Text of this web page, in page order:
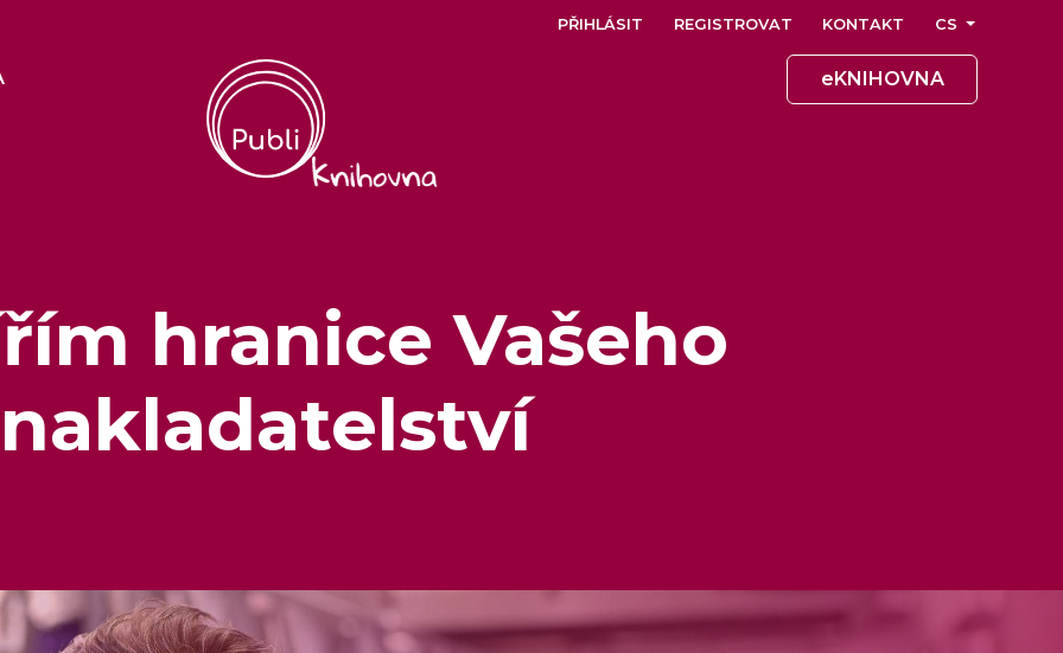
eKNIHOVNA
PŘIHLÁSIT REGISTROVAT KONTAKT CS
hranice Vašeho
nakladatelství